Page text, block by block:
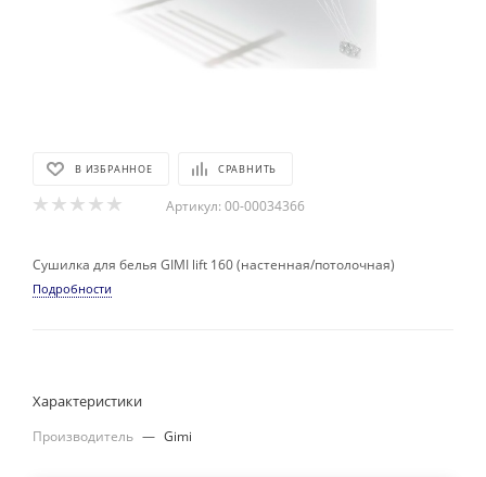
В ИЗБРАННОЕ СРАВНИТЬ
Артикул: 00-00034366
Сушилка для белья GIMI lift 160 (настенная/потолочная)
Подробности
Характеристики
Производитель — Gimi